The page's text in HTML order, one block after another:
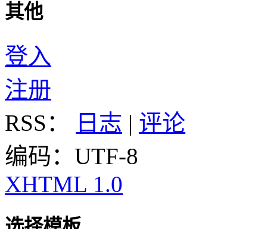
其他
登入
注册
RSS：
日志 | 评论
编码：UTF-8
XHTML 1.0